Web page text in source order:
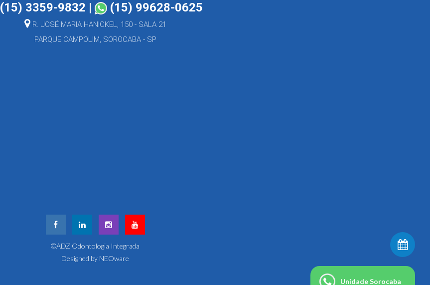
(15) 3359-9832 | (15) 99628-0625
R. JOSÉ MARIA HANICKEL, 150 - SALA 21
PARQUE CAMPOLIM, SOROCABA - SP
©ADZ Odontologia Integrada
Designed by NEOware
Unidade Sorocaba